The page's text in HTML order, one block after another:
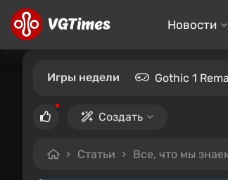
Новости
Игры недели Gothic 1
Создать
Статьи Все, что мы